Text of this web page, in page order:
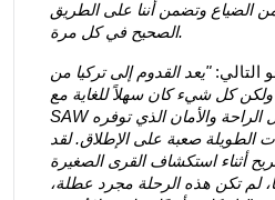
من الضياع وتضمن أننا على الطريق
الصحيح في كل مرة.
التالي: "يعد القدوم إلى تركيا من
كل شيء كان سهلاً للغاية مع
SAW لتأجير السيارات. بفضل الراحة والأمان الذي توفره
الطويلة صعبة على الإطلاق. لقد
أثناء استكشاف القرى الصغيرة
لم تكن هذه الرحلة مجرد عطلة،